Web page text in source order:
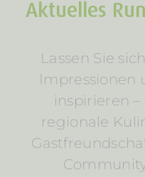
Aktuelles
Lassen Sie
Impressionen
inspirieren –
regionale